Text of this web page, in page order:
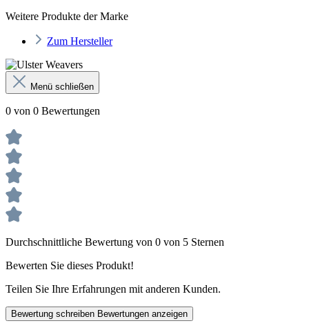
Weitere Produkte der Marke
Zum Hersteller
Menü schließen
0 von 0 Bewertungen
Durchschnittliche Bewertung von 0 von 5 Sternen
Bewerten Sie dieses Produkt!
Teilen Sie Ihre Erfahrungen mit anderen Kunden.
Bewertung schreiben Bewertungen anzeigen